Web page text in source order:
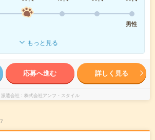
男性
もっと見る
応募へ進む 詳しく見る
派遣会社 株式会社アンフ・スタイル